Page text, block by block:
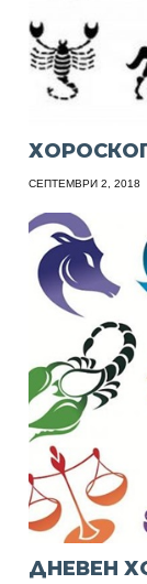
СЕПТЕМВРИ 2, 2018
ДНЕВЕН